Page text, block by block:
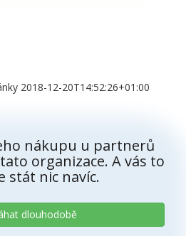
2018-12-20T14:52:26+01:00
nákupu u partnerů
organizace. A vás to
stát nic navíc.
dlouhodobě